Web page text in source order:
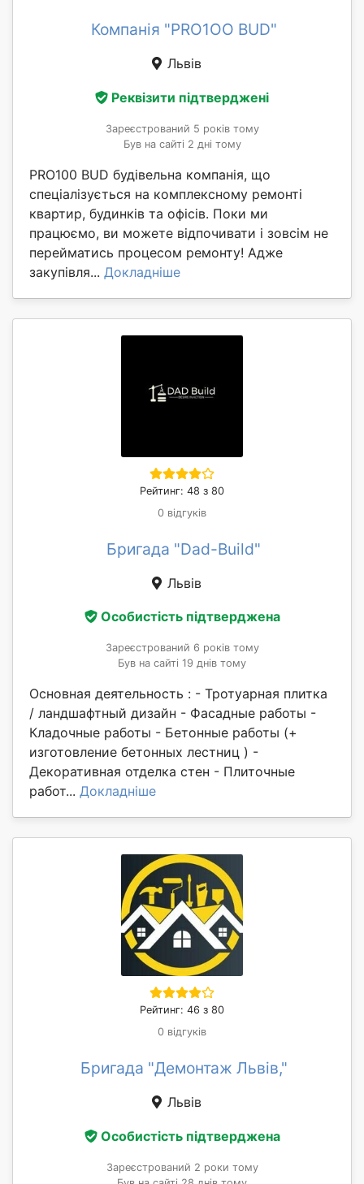
Компанія "PRO1OO BUD"
Львів
Реквізити підтверджені
Зареєстрований 5 років тому
Був на сайті 2 дні тому
PRO100 BUD будівельна компанія, що
спеціалізується на комплексному ремонті
квартир, будинків та офісів. Поки ми
працюємо, ви можете відпочивати і зовсім не
перейматись процесом ремонту! Адже
закупівля... Докладніше
Рейтинг: 48 з 80
0 відгуків
Бригада "Dad-Build"
Львів
Особистість підтверджена
Зареєстрований 6 років тому
Був на сайті 19 днів тому
Основная деятельность : - Тротуарная плитка
/ ландшафтный дизайн - Фасадные работы -
Кладочные работы - Бетонные работы (+
изготовление бетонных лестниц ) -
Декоративная отделка стен - Плиточные
работ... Докладніше
Рейтинг: 46 з 80
0 відгуків
Бригада "Демонтаж Львів,"
Львів
Особистість підтверджена
Зареєстрований 2 роки тому